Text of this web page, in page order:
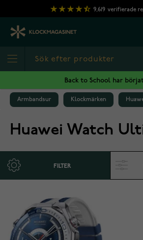
Hoppa till innehållet
9,619 verifierade
Back to School har
Armbandsur Klockmärken
Huawei Watch
FILTER